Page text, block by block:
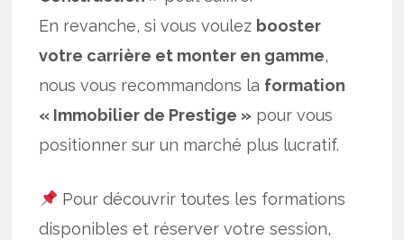
En revanche, si vous voulez booster
votre carrière et monter en gamme,
nous vous recommandons la formation
« Immobilier de Prestige » pour vous
positionner sur un marché plus lucratif.
Pour découvrir toutes les formations
disponibles et réserver votre session,